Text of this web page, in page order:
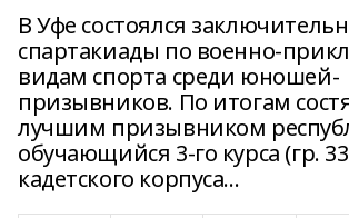
В Уфе состоялся
спартакиады по военно-
видам спорта среди юношей-
призывников. По итогам
лучшим призывником
обучающийся 3-го курса (гр.
кадетского корпуса...